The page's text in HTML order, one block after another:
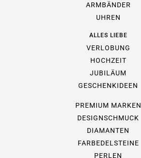
ARMBÄNDER
UHREN
ALLES LIEBE
VERLOBUNG
HOCHZEIT
JUBILÄUM
GESCHENKIDEEN
PREMIUM MARKEN
DESIGNSCHMUCK
DIAMANTEN
FARBEDELSTEINE
PERLEN